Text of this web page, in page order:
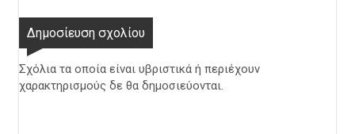
Δημοσίευση σχολίου
Σχόλια τα οποία είναι υβριστικά ή περιέχουν
χαρακτηρισμούς δε θα δημοσιεύονται.